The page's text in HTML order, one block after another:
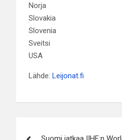
Norja
Slovakia
Slovenia
Sveitsi
USA
Lähde: Leijonat.fi